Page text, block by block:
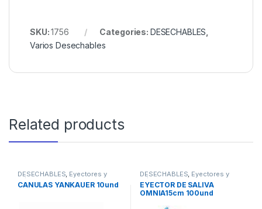
SKU:1756 Categories: DESECHABLES
Varios Desechables
Related products
DESECHABLES Eyectores y
Cánulas
CANULAS YANKAUER 10und
DESECHABLES Eyectores y
Cánulas
EYECTOR DE SALIVA
OMNIA15cm 100und